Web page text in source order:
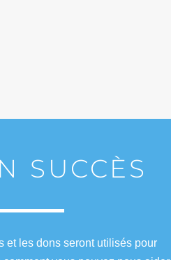
SUCCÈS
et les dons seront utilisés pour